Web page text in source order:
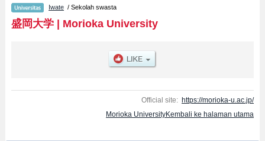
per fakultas seperti Fakultas HumanitiesatauFakultas Nutritional Sciences,
serta berbagai informasi yang berguna bagi mahasiswa(i) mancanegara
seperti kuota untuk jumlah pendaftar dan jumlah kelulusan ujian masuk
kampus, akses jalan, dan lainnya. Silakan memanfaatkannya.
Iwate / Sekolah swasta
盛岡大学| Morioka University
Official site: https://morioka-u.ac.jp/
Morioka UniversityKembali ke halaman utama